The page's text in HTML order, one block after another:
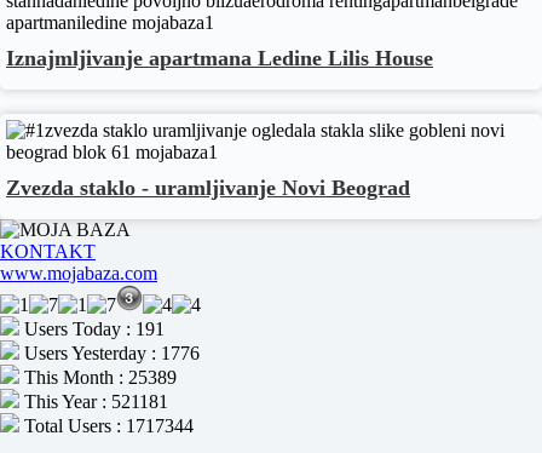
Iznajmljivanje apartmana Ledine Lilis House
Zvezda staklo - uramljivanje Novi Beograd
KONTAKT
www.mojabaza.com
Users Today : 191
Users Yesterday : 1776
This Month : 25389
This Year : 521181
Total Users : 1717344